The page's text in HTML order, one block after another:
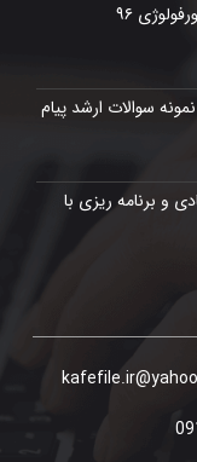
۹۶
سوالات ارشد پیام
و برنامه ریزی با